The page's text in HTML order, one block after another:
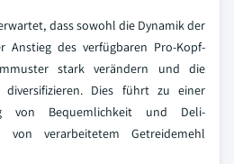
dass sowohl die Dynamik der
Anstieg des verfügbaren Pro-Kopf-
stark verändern und die
diversifizieren. Dies führt zu einer
von Bequemlichkeit und Deli-
verarbeitetem Getreidemehl